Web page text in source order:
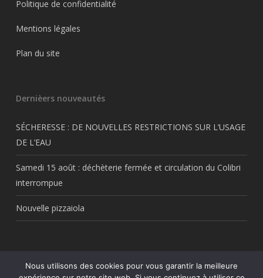
Politique de confidentialité
Mentions légales
Plan du site
Dernièers nouveautés
SÉCHERESSE : DE NOUVELLES RESTRICTIONS SUR L’USAGE
DE L’EAU
Samedi 15 août : déchèterie fermée et circulation du Colibri
interrompue
Nouvelle pizzaiola
© 2026 Thil.fr. Tous droits réservés Thil.fr. Une créationMy Freelance
Nous utilisons des cookies pour vous garantir la meilleure